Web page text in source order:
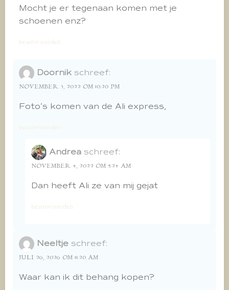
Mocht je er tegenaan komen met je
schoenen enz?
beantwoorden
Doornik schreef:
NOVEMBER 3, 2022 OM 10:20 PM
Foto’s komen van de Ali express,
beantwoorden
Andrea schreef:
NOVEMBER 4, 2022 OM 5:24 AM
Dan heeft Ali ze van mij gejat
beantwoorden
Neeltje schreef:
JULI 26, 2026 OM 11:20 AM
Waar kan ik dit behang kopen?